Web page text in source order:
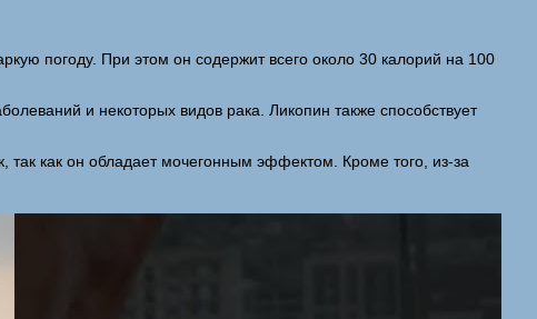
погоду. При этом он содержит всего около 30 калорий на 100
и некоторых видов рака. Ликопин также способствует
как он обладает мочегонным эффектом. Кроме того, из-за